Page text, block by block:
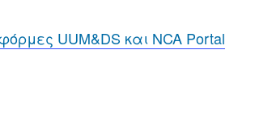
UUM&DS και NCA Portal